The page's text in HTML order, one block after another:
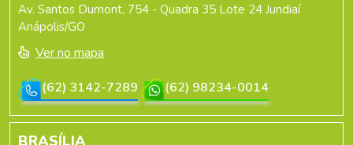
Av. Santos Dumont, 754 - Quadra 35 Lote 24 Jundiaí
Anápolis/GO
Ver no mapa
(62) 3142-7289
(62) 98234-0014
BRASÍLIA